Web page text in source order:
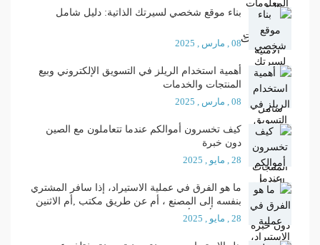
بناء موقع شخصي لسيرتك الذاتية: دليل شامل
08 , مارس , 2025
أهمية استخدام الريلز في التسويق الإلكتروني وبيع
المنتجات والخدمات
08 , مارس , 2025
كيف تخسرون أموالكم عندما تتعاملون مع الصين
دون خبرة
28 , مايو , 2025
ما هو الفرق في عملية الاستيراد، إذا سافر المشتري
بنفسه إلى المصنع ، أم عن طريق مكتب ,أم الاثنين
معا ؟ وأيهما أفضل ؟
28 , مايو , 2025